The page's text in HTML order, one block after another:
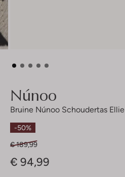
Núnoo
Bruine Núnoo Schoudertas Ellie
-50%
€ 189,99
€ 94,99